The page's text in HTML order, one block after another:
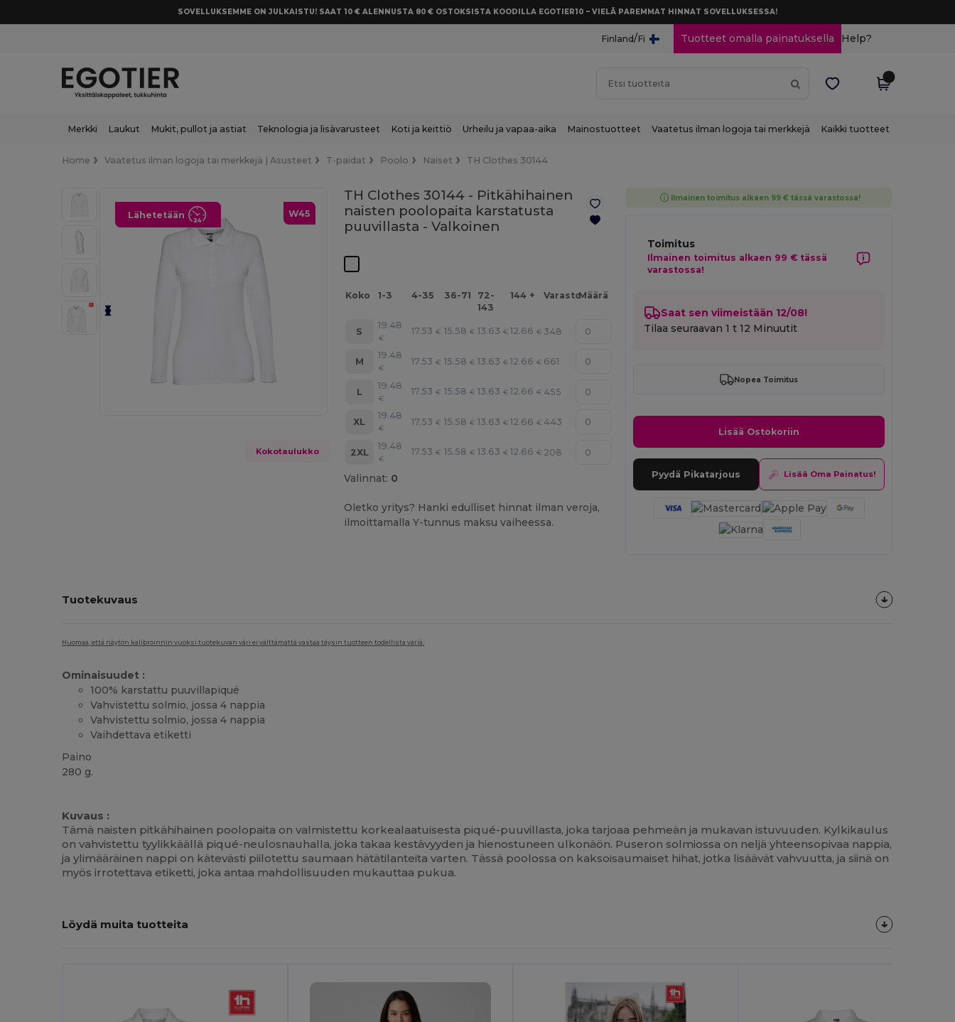
SOVELLUKSEMME ON JULKAISTU! SAAT 10 € ALENNUSTA 80 € OSTOKSISTA KOODILLA EGOTIER10 – VIELÄ PAREMMAT HINNAT SOVELLUKSESSA!
Finland/Fi Tuotteet omalla painatuksella Help?
Merkki Laukut Mukit, pullot ja astiat Teknologia ja lisävarusteet Koti ja keittiö Urheilu ja vapaa-aika Mainostuotteet Vaatetus ilman logoja tai merkkejä Kaikki tuotteet
Home Vaatetus ilman logoja tai merkkejä | Asusteet T-paidat Poolo Naiset TH Clothes 30144
W45
Lähetetään
Kokotaulukko
TH Clothes 30144 - Pitkähihainen
naisten poolopaita karstatusta
puuvillasta - Valkoinen
Koko 1-3 4-35 36-71
72-
143
144 + VarastoMäärä
S
19.48
€
17.53 € 15.58 € 13.63 € 12.66 € 348
M
19.48
€
17.53 € 15.58 € 13.63 € 12.66 € 661
L
19.48
€
17.53 € 15.58 € 13.63 € 12.66 € 455
XL
19.48
€
17.53 € 15.58 € 13.63 € 12.66 € 443
2XL
19.48
€
17.53 € 15.58 € 13.63 € 12.66 € 208
Valinnat: 0
Oletko yritys? Hanki edulliset hinnat ilman veroja,
ilmoittamalla Y-tunnus maksu vaiheessa.
Ilmainen toimitus alkaen 99 € tässä varastossa!
Toimitus
Ilmainen toimitus alkaen 99 € tässä
varastossa!
Saat sen viimeistään 12/08!
Tilaa seuraavan1 t 12 Minuutit
Nopea Toimitus
Lisää Ostokoriin
Pyydä Pikatarjous Lisää Oma Painatus!
Tuotekuvaus
Huomaa, että näytön kalibroinnin vuoksi tuotekuvan väri ei välttämättä vastaa täysin tuotteen todellista väriä.
Ominaisuudet :
100% karstattu puuvillapiqué
Vahvistettu solmio, jossa 4 nappia
Vahvistettu solmio, jossa 4 nappia
Vaihdettava etiketti
Paino
280 g.
Kuvaus :
Tämä naisten pitkähihainen poolopaita on valmistettu korkealaatuisesta piqué-puuvillasta, joka tarjoaa pehmeän ja mukavan istuvuuden. Kylkikaulus
on vahvistettu tyylikkäällä piqué-neulosnauhalla, joka takaa kestävyyden ja hienostuneen ulkonäön. Puseron solmiossa on neljä yhteensopivaa nappia,
ja ylimääräinen nappi on kätevästi piilotettu saumaan hätätilanteita varten. Tässä poolossa on kaksoisaumaiset hihat, jotka lisäävät vahvuutta, ja siinä on
myös irrotettava etiketti, joka antaa mahdollisuuden mukauttaa pukua.
Löydä muita tuotteita
Oma